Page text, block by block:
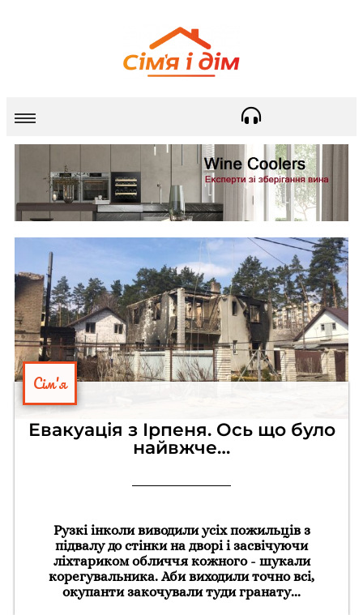
Сім'я
Евакуація з Ірпеня. Ось що було
найвжче…
Рузкі інколи виводили усіх пожильців з
підвалу до стінки на дворі і засвічуючи
ліхтариком обличчя кожного - шукали
корегувальника. Аби виходили точно всі,
окупанти закочували туди гранату...